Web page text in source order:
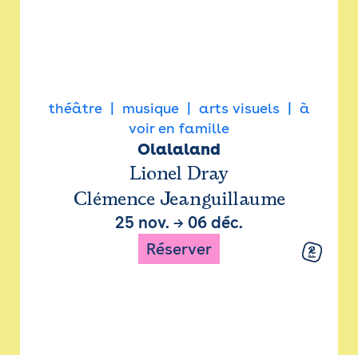
théâtre musique arts visuels
à
voir en famille
Olalaland
Lionel Dray
Clémence Jeanguillaume
25 nov. → 06 déc.
Réserver